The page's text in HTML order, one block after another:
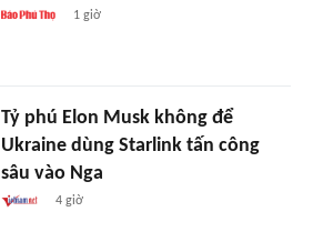
1 giờ
Tỷ phú Elon Musk không để
Ukraine dùng Starlink tấn công
sâu vào Nga
4 giờ